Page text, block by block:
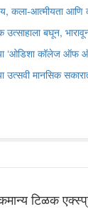
कला-आत्मीयता
उत्साहाला बघून,
‘ओडिशा कॉलेज ऑफ
उत्सवी मानसिक
टिळक